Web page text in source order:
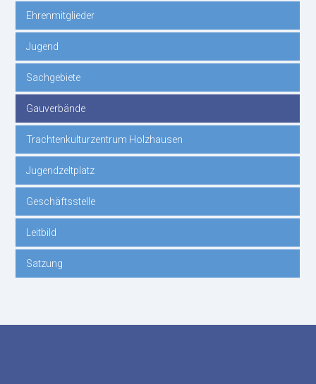
überspringen
Ehrenmitglieder
Jugend
Sachgebiete
Gauverbände
Trachtenkulturzentrum Holzhausen
Jugendzeltplatz
Geschäftsstelle
Leitbild
Satzung